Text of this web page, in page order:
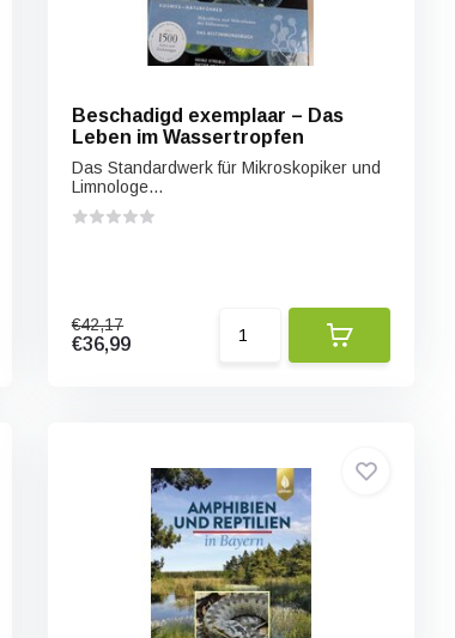
Beschadigd exemplaar – Das
Leben im Wassertropfen
Das Standardwerk für Mikroskopiker und
Limnologe...
€42,17
€36,99